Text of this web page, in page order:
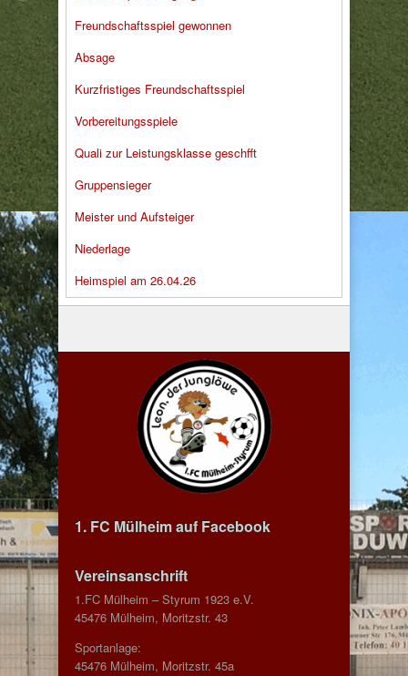
Freundschaftsspiel gewonnen
Absage
Kurzfristiges Freundschaftsspiel
Vorbereitungsspiele
Quali zur Leistungsklasse geschfft
Gruppensieger
Meister und Aufsteiger
Niederlage
Heimspiel am 26.04.26
1. FC Mülheim auf Facebook
Vereinsanschrift
1.FC Mülheim – Styrum 1923 e.V.
45476 Mülheim, Moritzstr. 43
Sportanlage:
45476 Mülheim, Moritzstr. 45a